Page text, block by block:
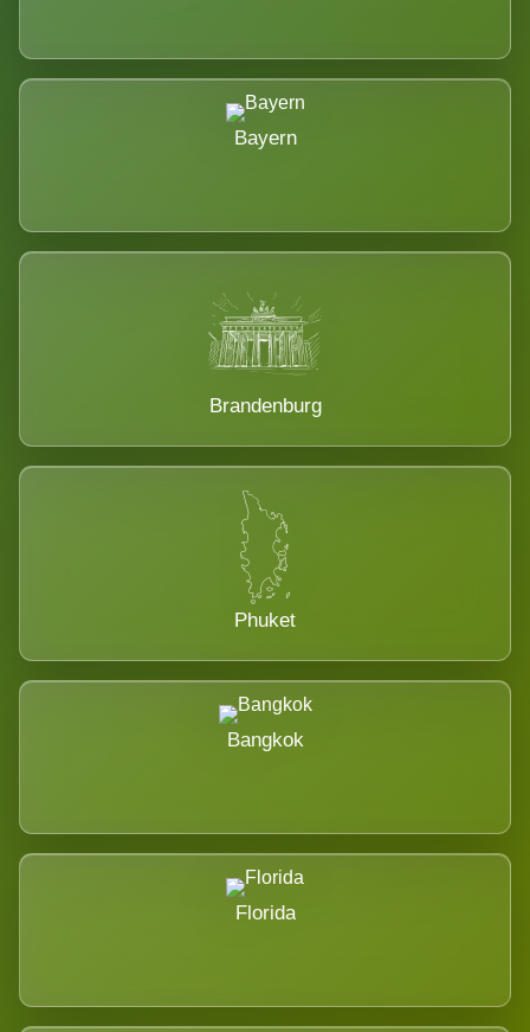
Bayern
Brandenburg
Phuket
Bangkok
Florida